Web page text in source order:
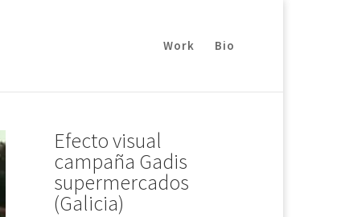
Work Bio
Efecto visual
campaña Gadis
supermercados
(Galicia)